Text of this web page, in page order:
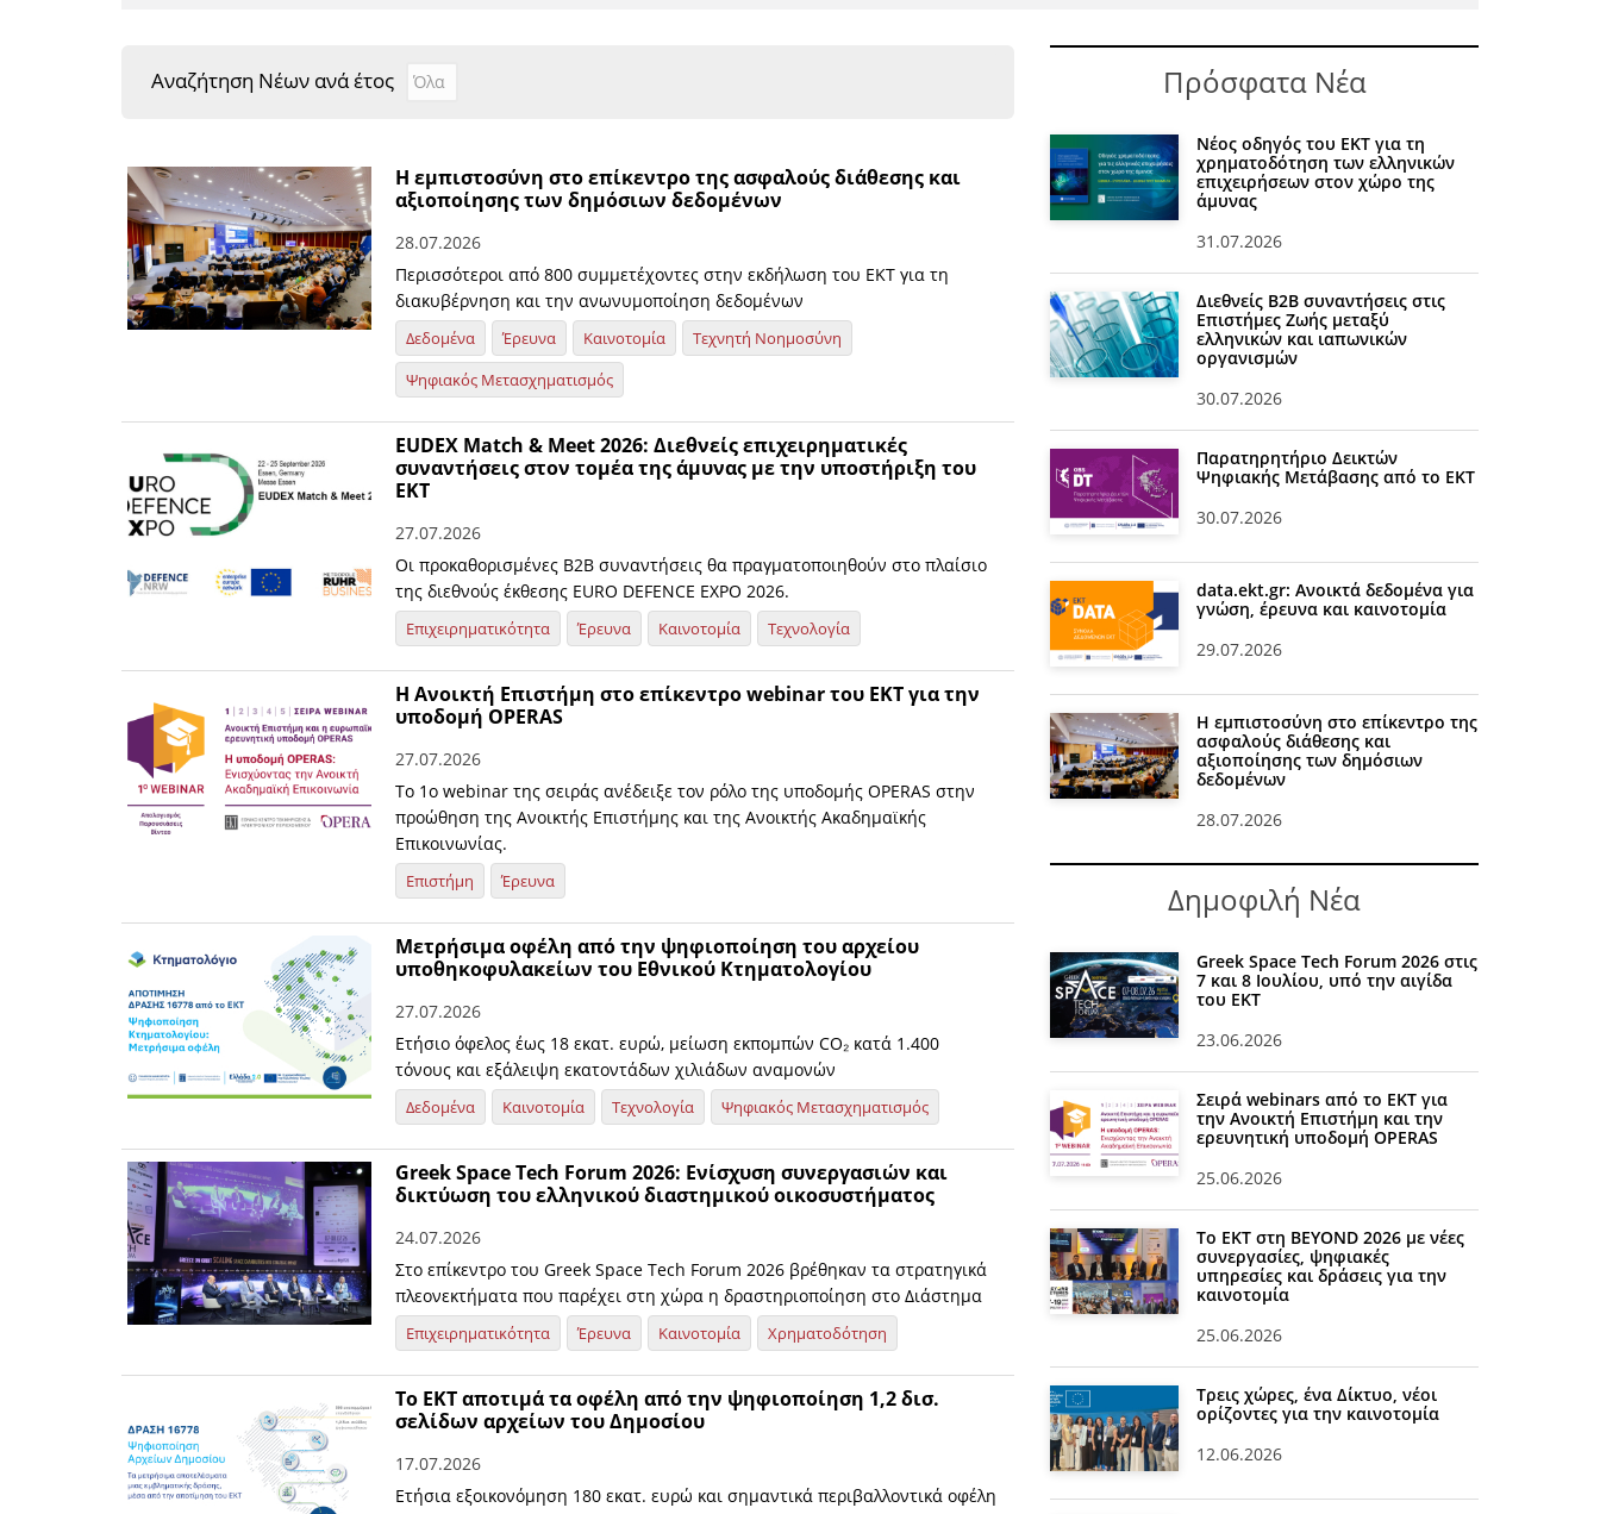
Αναζήτηση Νέων ανά έτος Αναζήτηση Νέων ανά έτος
Year
Η εμπιστοσύνη στο επίκεντρο της ασφαλούς διάθεσης και
αξιοποίησης των δημόσιων δεδομένων
28.07.2026
Περισσότεροι από 800 συμμετέχοντες στην εκδήλωση του ΕΚΤ για τη
διακυβέρνηση και την ανωνυμοποίηση δεδομένων
Δεδομένα Έρευνα Καινοτομία
Τεχνητή Νοημοσύνη
Ψηφιακός Μετασχηματισμός
EUDEX Match & Meet 2026: Διεθνείς επιχειρηματικές
συναντήσεις στον τομέα της άμυνας με την υποστήριξη του
ΕΚΤ
27.07.2026
Οι προκαθορισμένες B2B συναντήσεις θα πραγματοποιηθούν στο πλαίσιο
της διεθνούς έκθεσης EURO DEFENCE EXPO 2026.
Επιχειρηματικότητα Έρευνα Καινοτομία Τεχνολογία
Η Ανοικτή Επιστήμη στο επίκεντρο webinar του ΕΚΤ για την
υποδομή OPERAS
27.07.2026
Το 1ο webinar της σειράς ανέδειξε τον ρόλο της υποδομής OPERAS στην
προώθηση της Ανοικτής Επιστήμης και της Ανοικτής Ακαδημαϊκής
Επικοινωνίας.
Επιστήμη Έρευνα
Μετρήσιμα οφέλη από την ψηφιοποίηση του αρχείου
υποθηκοφυλακείων του Εθνικού Κτηματολογίου
27.07.2026
Ετήσιο όφελος έως 18 εκατ. ευρώ, μείωση εκπομπών CO₂ κατά 1.400
τόνους και εξάλειψη εκατοντάδων χιλιάδων αναμονών
Δεδομένα Καινοτομία Τεχνολογία Ψηφιακός Μετασχηματισμός
Greek Space Tech Forum 2026: Eνίσχυση συνεργασιών και
δικτύωση του ελληνικού διαστημικού οικοσυστήματος
24.07.2026
Στο επίκεντρο του Greek Space Tech Forum 2026 βρέθηκαν τα στρατηγικά
πλεονεκτήματα που παρέχει στη χώρα η δραστηριοποίηση στο Διάστημα
Επιχειρηματικότητα Έρευνα Καινοτομία Χρηματοδότηση
Το ΕΚΤ αποτιμά τα οφέλη από την ψηφιοποίηση 1,2 δισ.
σελίδων αρχείων του Δημοσίου
17.07.2026
Ετήσια εξοικονόμηση 180 εκατ. ευρώ και σημαντικά περιβαλλοντικά οφέλη
Πρόσφατα Νέα
Νέος οδηγός του ΕΚΤ για τη
χρηματοδότηση των ελληνικών
επιχειρήσεων στον χώρο της
άμυνας
31.07.2026
Διεθνείς Β2Β συναντήσεις στις
Επιστήμες Ζωής μεταξύ
ελληνικών και ιαπωνικών
οργανισμών
30.07.2026
Παρατηρητήριο Δεικτών
Ψηφιακής Μετάβασης από το ΕΚΤ
30.07.2026
data.ekt.gr: Ανοικτά δεδομένα για
γνώση, έρευνα και καινοτομία
29.07.2026
Η εμπιστοσύνη στο επίκεντρο της
ασφαλούς διάθεσης και
αξιοποίησης των δημόσιων
δεδομένων
28.07.2026
Δημοφιλή Νέα
Greek Space Tech Forum 2026 στις
7 και 8 Ιουλίου, υπό την αιγίδα
του ΕΚΤ
23.06.2026
Σειρά webinars από το ΕΚΤ για
την Ανοικτή Επιστήμη και την
ερευνητική υποδομή OPERAS
25.06.2026
Το ΕΚΤ στη BEYOND 2026 με νέες
συνεργασίες, ψηφιακές
υπηρεσίες και δράσεις για την
καινοτομία
25.06.2026
Τρεις χώρες, ένα Δίκτυο, νέοι
ορίζοντες για την καινοτομία
12.06.2026